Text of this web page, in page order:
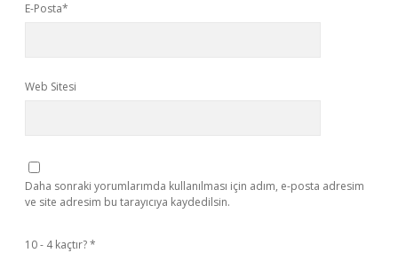
E-Posta*
Web Sitesi
Daha sonraki yorumlarımda kullanılması için adım, e-posta adresim
ve site adresim bu tarayıcıya kaydedilsin.
10 - 4 kaçtır?*